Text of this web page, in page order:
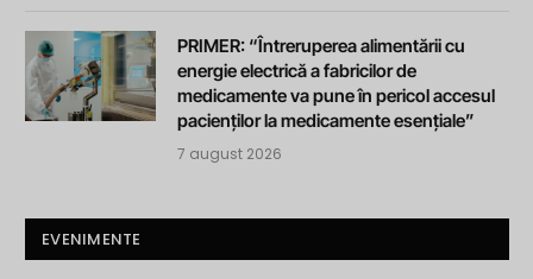
PRIMER: “Întreruperea alimentării cu
energie electrică a fabricilor de
medicamente va pune în pericol accesul
pacienților la medicamente esențiale”
7 august 2026
EVENIMENTE